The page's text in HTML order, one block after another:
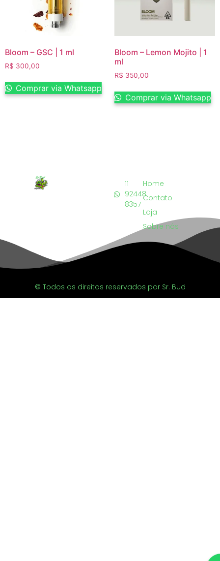
Bloom – GSC | 1 ml
R$ 300,00
Comprar via Whatsapp
Bloom – Lemon Mojito | 1
ml
R$ 350,00
Comprar via Whatsapp
Home
Contato
Loja
Sobre nós
11
92448
8357
© Todos os direitos reservados por Sr. Bud